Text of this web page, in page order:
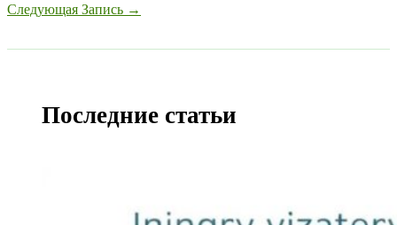
Следующая Запись →
Последние статьи